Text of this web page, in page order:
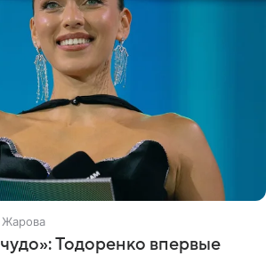
Тодоренко впервые